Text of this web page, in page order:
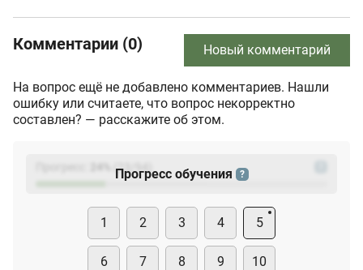
Комментарии (0) Новый комментарий
На вопрос ещё не добавлено комментариев. Нашли
ошибку или считаете, что вопрос некорректно
составлен? — расскажите об этом.
(23
Прогресс обучения ?
1 2 3 4 5
6 7 8 9 10